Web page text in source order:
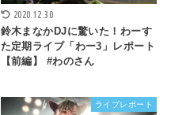
2020.12.30
鈴木まなかDJに驚いた！わーす
た定期ライブ「わー3」レポート
【前編】 #わのさん
ライブレポート